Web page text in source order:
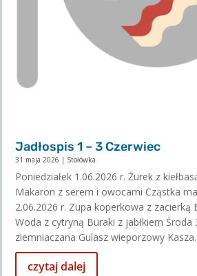
Jadłospis 1 – 3 Czerwiec
31 maja 2026 | Stołówka
Poniedziałek 1.06.2026 r. Żurek z
Makaron z serem i owocami Cząstka
2.06.2026 r. Zupa koperkowa z zacierką
Woda z cytryną Buraki z jabłkiem Środa
ziemniaczana Gulasz wieporzowy
czytaj dalej